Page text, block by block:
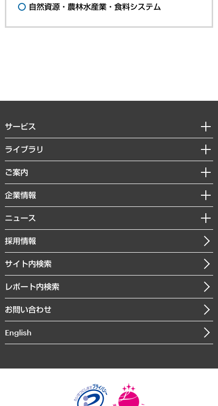
自然資源・農林水産業・食料システム
サービス
経営戦略
組織・人事戦略
デジタルイノベーション
共生・ダイバーシティ
GRC（ガバナンス・リスク・コンプライアンス）・防災（政策）
経済・産業・雇用・労働
まちづくり・観光・交通・スポーツ・スマートシティ
自然資源・農林水産業・食料システム
ライブラリ
経済調査
レポート
コラム
経営用語集
受託・受注実績（官公庁関連）
メディア掲載・出演
ご案内
セミナー・イベント情報
MUFGビジネスセミナー
受託案件情報
企業情報
私たちの想い
社長メッセージ
会社概要
沿革
組織図・本部部室紹介
インドネシア現地法人
個人情報保護方針
ニュース
ニュースリリース
お知らせ
採用情報
サイト内検索
レポート内検索
お問い合わせ
English